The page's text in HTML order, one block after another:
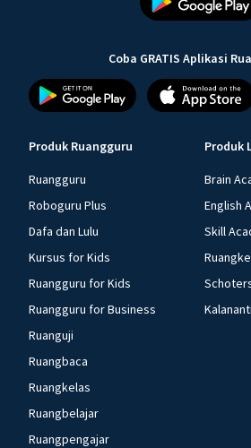
Coba GRATIS Aplikasi
Produk Ruangguru
Ruangguru
Roboguru Plus
Dafa dan Lulu
Kursus for Kids
Ruangguru for Kids
Ruangguru for Business
Ruanguji
Ruangbaca
Ruangkelas
Ruangbelajar
Ruangpengajar
Produk
Brain
English
Skill
Kalananti